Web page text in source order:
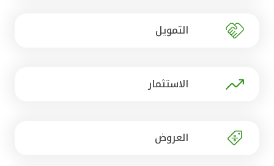
مصر
التمويل
الاستثمار
العروض